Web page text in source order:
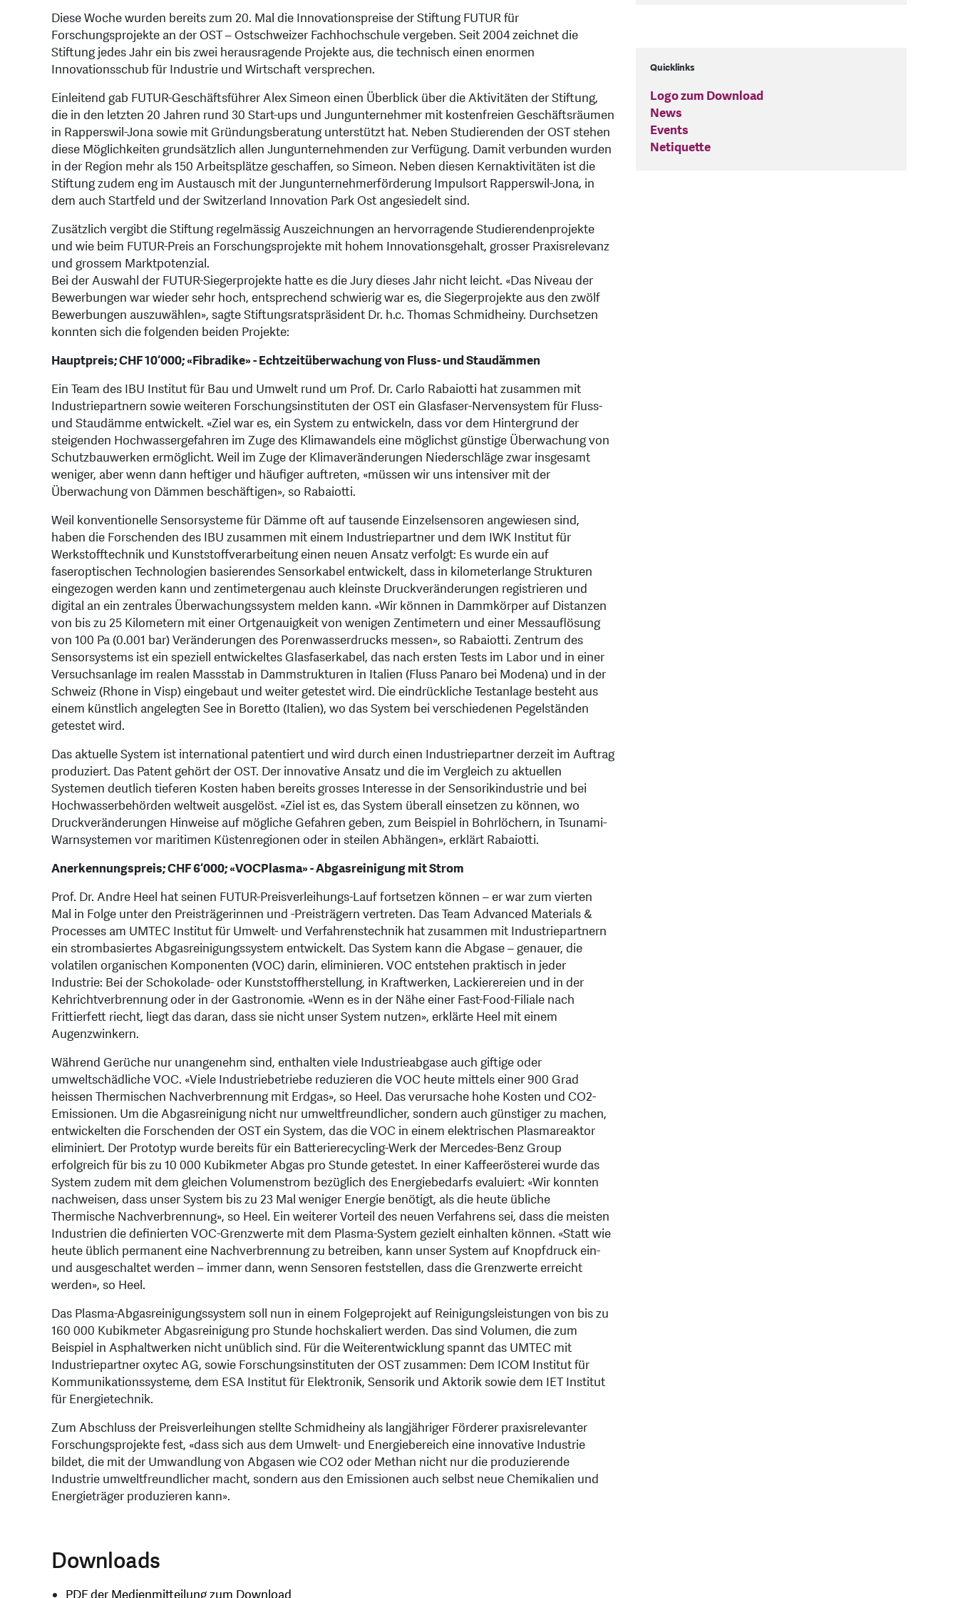
Diese Woche wurden bereits zum 20. Mal die Innovationspreise der Stiftung FUTUR für
Forschungsprojekte an der OST – Ostschweizer Fachhochschule vergeben. Seit 2004 zeichnet die
Stiftung jedes Jahr ein bis zwei herausragende Projekte aus, die technisch einen enormen
Innovationsschub für Industrie und Wirtschaft versprechen.
Einleitend gab FUTUR-Geschäftsführer Alex Simeon einen Überblick über die Aktivitäten der Stiftung,
die in den letzten 20 Jahren rund 30 Start-ups und Jungunternehmer mit kostenfreien Geschäftsräumen
in Rapperswil-Jona sowie mit Gründungsberatung unterstützt hat. Neben Studierenden der OST stehen
diese Möglichkeiten grundsätzlich allen Jungunternehmenden zur Verfügung. Damit verbunden wurden
in der Region mehr als 150 Arbeitsplätze geschaffen, so Simeon. Neben diesen Kernaktivitäten ist die
Stiftung zudem eng im Austausch mit der Jungunternehmerförderung Impulsort Rapperswil-Jona, in
dem auch Startfeld und der Switzerland Innovation Park Ost angesiedelt sind.
Zusätzlich vergibt die Stiftung regelmässig Auszeichnungen an hervorragende Studierendenprojekte
und wie beim FUTUR-Preis an Forschungsprojekte mit hohem Innovationsgehalt, grosser Praxisrelevanz
und grossem Marktpotenzial.
Bei der Auswahl der FUTUR-Siegerprojekte hatte es die Jury dieses Jahr nicht leicht. «Das Niveau der
Bewerbungen war wieder sehr hoch, entsprechend schwierig war es, die Siegerprojekte aus den zwölf
Bewerbungen auszuwählen», sagte Stiftungsratspräsident Dr. h.c. Thomas Schmidheiny. Durchsetzen
konnten sich die folgenden beiden Projekte:
Hauptpreis; CHF 10‘000; «Fibradike» - Echtzeitüberwachung von Fluss- und Staudämmen
Ein Team des IBU Institut für Bau und Umwelt rund um Prof. Dr. Carlo Rabaiotti hat zusammen mit
Industriepartnern sowie weiteren Forschungsinstituten der OST ein Glasfaser-Nervensystem für Fluss-
und Staudämme entwickelt. «Ziel war es, ein System zu entwickeln, dass vor dem Hintergrund der
steigenden Hochwassergefahren im Zuge des Klimawandels eine möglichst günstige Überwachung von
Schutzbauwerken ermöglicht. Weil im Zuge der Klimaveränderungen Niederschläge zwar insgesamt
weniger, aber wenn dann heftiger und häufiger auftreten, «müssen wir uns intensiver mit der
Überwachung von Dämmen beschäftigen», so Rabaiotti.
Weil konventionelle Sensorsysteme für Dämme oft auf tausende Einzelsensoren angewiesen sind,
haben die Forschenden des IBU zusammen mit einem Industriepartner und dem IWK Institut für
Werkstofftechnik und Kunststoffverarbeitung einen neuen Ansatz verfolgt: Es wurde ein auf
faseroptischen Technologien basierendes Sensorkabel entwickelt, dass in kilometerlange Strukturen
eingezogen werden kann und zentimetergenau auch kleinste Druckveränderungen registrieren und
digital an ein zentrales Überwachungssystem melden kann. «Wir können in Dammkörper auf Distanzen
von bis zu 25 Kilometern mit einer Ortgenauigkeit von wenigen Zentimetern und einer Messauflösung
von 100 Pa (0.001 bar) Veränderungen des Porenwasserdrucks messen», so Rabaiotti. Zentrum des
Sensorsystems ist ein speziell entwickeltes Glasfaserkabel, das nach ersten Tests im Labor und in einer
Versuchsanlage im realen Massstab in Dammstrukturen in Italien (Fluss Panaro bei Modena) und in der
Schweiz (Rhone in Visp) eingebaut und weiter getestet wird. Die eindrückliche Testanlage besteht aus
einem künstlich angelegten See in Boretto (Italien), wo das System bei verschiedenen Pegelständen
getestet wird.
Das aktuelle System ist international patentiert und wird durch einen Industriepartner derzeit im Auftrag
produziert. Das Patent gehört der OST. Der innovative Ansatz und die im Vergleich zu aktuellen
Systemen deutlich tieferen Kosten haben bereits grosses Interesse in der Sensorikindustrie und bei
Hochwasserbehörden weltweit ausgelöst. «Ziel ist es, das System überall einsetzen zu können, wo
Druckveränderungen Hinweise auf mögliche Gefahren geben, zum Beispiel in Bohrlöchern, in Tsunami-
Warnsystemen vor maritimen Küstenregionen oder in steilen Abhängen», erklärt Rabaiotti.
Anerkennungspreis; CHF 6‘000; «VOCPlasma» - Abgasreinigung mit Strom
Prof. Dr. Andre Heel hat seinen FUTUR-Preisverleihungs-Lauf fortsetzen können – er war zum vierten
Mal in Folge unter den Preisträgerinnen und -Preisträgern vertreten. Das Team Advanced Materials &
Processes am UMTEC Institut für Umwelt- und Verfahrenstechnik hat zusammen mit Industriepartnern
ein strombasiertes Abgasreinigungssystem entwickelt. Das System kann die Abgase – genauer, die
volatilen organischen Komponenten (VOC) darin, eliminieren. VOC entstehen praktisch in jeder
Industrie: Bei der Schokolade- oder Kunststoffherstellung, in Kraftwerken, Lackierereien und in der
Kehrichtverbrennung oder in der Gastronomie. «Wenn es in der Nähe einer Fast-Food-Filiale nach
Frittierfett riecht, liegt das daran, dass sie nicht unser System nutzen», erklärte Heel mit einem
Augenzwinkern.
Während Gerüche nur unangenehm sind, enthalten viele Industrieabgase auch giftige oder
umweltschädliche VOC. «Viele Industriebetriebe reduzieren die VOC heute mittels einer 900 Grad
heissen Thermischen Nachverbrennung mit Erdgas», so Heel. Das verursache hohe Kosten und CO2-
Emissionen. Um die Abgasreinigung nicht nur umweltfreundlicher, sondern auch günstiger zu machen,
entwickelten die Forschenden der OST ein System, das die VOC in einem elektrischen Plasmareaktor
eliminiert. Der Prototyp wurde bereits für ein Batterierecycling-Werk der Mercedes-Benz Group
erfolgreich für bis zu 10 000 Kubikmeter Abgas pro Stunde getestet. In einer Kaffeerösterei wurde das
System zudem mit dem gleichen Volumenstrom bezüglich des Energiebedarfs evaluiert: «Wir konnten
nachweisen, dass unser System bis zu 23 Mal weniger Energie benötigt, als die heute übliche
Thermische Nachverbrennung», so Heel. Ein weiterer Vorteil des neuen Verfahrens sei, dass die meisten
Industrien die definierten VOC-Grenzwerte mit dem Plasma-System gezielt einhalten können. «Statt wie
heute üblich permanent eine Nachverbrennung zu betreiben, kann unser System auf Knopfdruck ein-
und ausgeschaltet werden – immer dann, wenn Sensoren feststellen, dass die Grenzwerte erreicht
werden», so Heel.
Das Plasma-Abgasreinigungssystem soll nun in einem Folgeprojekt auf Reinigungsleistungen von bis zu
160 000 Kubikmeter Abgasreinigung pro Stunde hochskaliert werden. Das sind Volumen, die zum
Beispiel in Asphaltwerken nicht unüblich sind. Für die Weiterentwicklung spannt das UMTEC mit
Industriepartner oxytec AG, sowie Forschungsinstituten der OST zusammen: Dem ICOM Institut für
Kommunikationssysteme, dem ESA Institut für Elektronik, Sensorik und Aktorik sowie dem IET Institut
für Energietechnik.
Zum Abschluss der Preisverleihungen stellte Schmidheiny als langjähriger Förderer praxisrelevanter
Forschungsprojekte fest, «dass sich aus dem Umwelt- und Energiebereich eine innovative Industrie
bildet, die mit der Umwandlung von Abgasen wie CO2 oder Methan nicht nur die produzierende
Industrie umweltfreundlicher macht, sondern aus den Emissionen auch selbst neue Chemikalien und
Energieträger produzieren kann».
Downloads
PDF der Medienmitteilung zum Download
Quicklinks
Logo zum Download
News
Events
Netiquette